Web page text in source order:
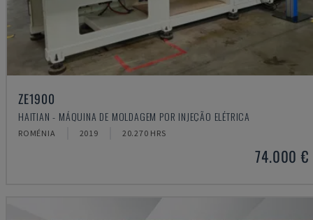
ZE1900
HAITIAN - MÁQUINA DE MOLDAGEM POR INJEÇÃO ELÉTRICA
ROMÉNIA 2019 20.270 HRS
74.000 €